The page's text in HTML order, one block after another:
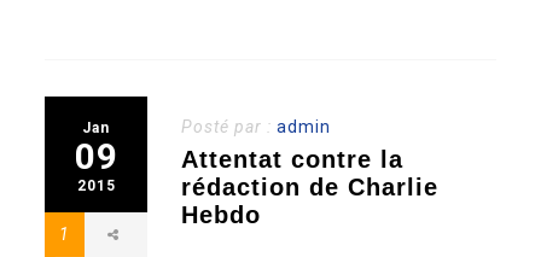
Jan
09
2015
1
Posté par :admin
Attentat contre la
rédaction de Charlie
Hebdo